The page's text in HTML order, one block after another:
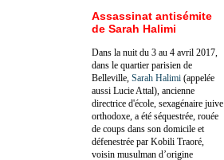
Assassinat antisémite
de Sarah Halimi
Dans la nuit du 3 au 4 avril 2017,
dans le quartier parisien de
Belleville, Sarah Halimi (appelée
aussi Lucie Attal), ancienne
directrice d'école, sexagénaire juive
orthodoxe, a été séquestrée, rouée
de coups dans son domicile et
défenestrée par Kobili Traoré,
voisin musulman d’origine